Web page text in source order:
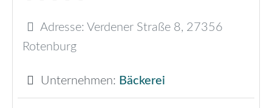
Adresse: Verdener Straße 8, 27356
Rotenburg
Unternehmen: Bäckerei